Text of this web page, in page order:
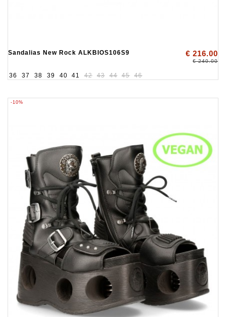
Sandalias New Rock ALKBIOS106S9 € 216.00
€ 240.00
36 37 38 39 40 41 42 43 44 45 46
-10%